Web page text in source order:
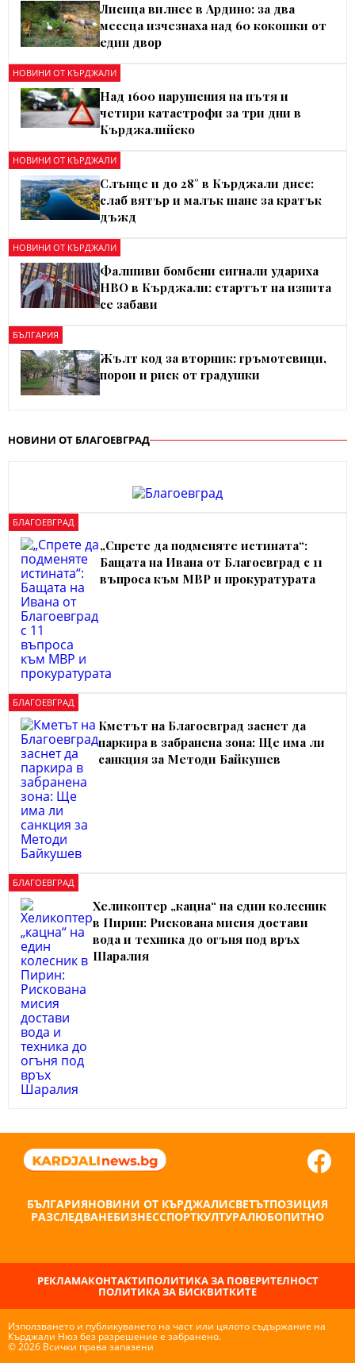
Лисица вилнее в Ардино: за два
месеца изчезнаха над 60 кокошки от
един двор
НОВИНИ ОТ КЪРДЖАЛИ
Над 1600 нарушения на пътя и
четири катастрофи за три дни в
Кърджалийско
НОВИНИ ОТ КЪРДЖАЛИ
Слънце и до 28° в Кърджали днес:
слаб вятър и малък шанс за кратък
дъжд
НОВИНИ ОТ КЪРДЖАЛИ
Фалшиви бомбени сигнали удариха
НВО в Кърджали: стартът на изпита
се забави
БЪЛГАРИЯ
Жълт код за вторник: гръмотевици,
порои и риск от градушки
НОВИНИ ОТ БЛАГОЕВГРАД
БЛАГОЕВГРАД
„Спрете да подменяте истината“:
Бащата на Ивана от Благоевград с 11
въпроса към МВР и прокуратурата
БЛАГОЕВГРАД
Кметът на Благоевград заснет да
паркира в забранена зона: Ще има ли
санкция за Методи Байкушев
БЛАГОЕВГРАД
Хеликоптер „кацна“ на един колесник
в Пирин: Рискована мисия достави
вода и техника до огъня под връх
Шаралия
БЪЛГАРИЯНОВИНИ ОТ КЪРДЖАЛИСВЕТЪТПОЗИЦИЯ
РАЗСЛЕДВАНЕБИЗНЕССПОРТКУЛТУРАЛЮБОПИТНО
РЕКЛАМАКОНТАКТИПОЛИТИКА ЗА ПОВЕРИТЕЛНОСТ
ПОЛИТИКА ЗА БИСКВИТКИТЕ
Използването и публикуването на част или цялото съдържание на
Кърджали Нюз без разрешение е забранено.
© 2026 Всички права запазени